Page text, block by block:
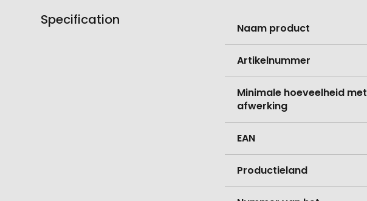
Specification
informatie
Naam product
Artikelnummer
Minimale hoeveelheid met
afwerking
EAN
Productieland